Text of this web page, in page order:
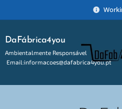
DaFábrica4you
Ambientalmente Responsável
Email:informacoes@dafabrica4you.pt